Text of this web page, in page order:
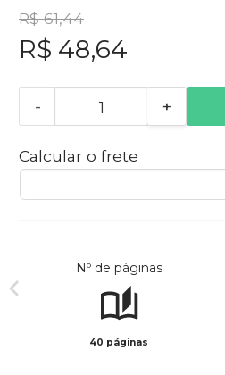
R$ 61,44
R$ 48,64
- +
Calcular o frete
Nº de páginas
40 páginas